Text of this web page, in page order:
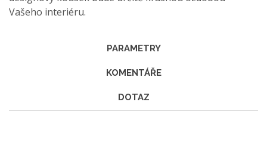
Vašeho interiéru.
PARAMETRY
KOMENTÁŘE
DOTAZ